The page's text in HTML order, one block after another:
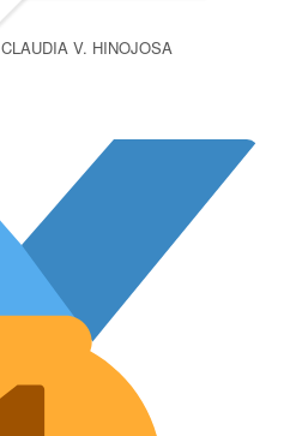
CLAUDIA V. HINOJOSA